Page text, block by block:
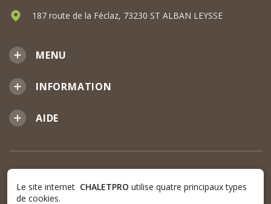
MENU
INFORMATION
AIDE
187 route de la Féclaz, 73230 ST ALBAN LEYSSE
Le site internet CHALETPRO utilise quatre principaux types
de cookies.